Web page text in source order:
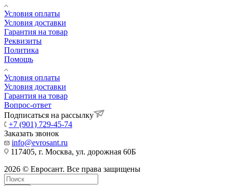
Условия оплаты
Условия доставки
Гарантия на товар
Реквизиты
Политика
Помощь
Условия оплаты
Условия доставки
Гарантия на товар
Вопрос-ответ
Подписаться на рассылку
+7 (901) 729-45-74
Заказать звонок
info@evrosant.ru
117405, г. Москва, ул. дорожная 60Б
2026 © Евросант. Все права защищены